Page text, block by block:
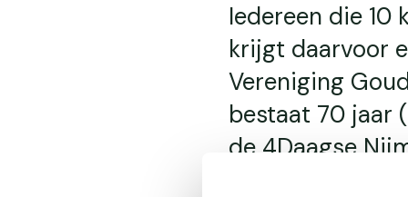
Iedereen die 10
krijgt daarvoor
Vereniging
bestaat 70 jaar
de 4Daagse